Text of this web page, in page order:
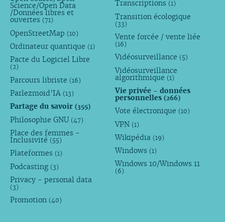
Science/Open Data
/Données libres et
ouvertes (71)
OpenStreetMap (10)
Ordinateur quantique (1)
Pacte du Logiciel Libre
(2)
Parcours libriste (16)
Parlezmoid’IA (13)
Partage du savoir (355)
Philosophie GNU (47)
Place des femmes -
Inclusivité (55)
Plateformes (1)
Podcasting (3)
Privacy - personal data
(3)
Promotion (40)
Transcriptions (1)
Transition écologique
(33)
Vente forcée / vente liée
(16)
Vidéosurveillance (5)
Vidéosurveillance
algorithmique (1)
Vie privée - données
personnelles(266)
Vote électronique (10)
VPN (1)
Wikipédia (19)
Windows (1)
Windows 10/Windows 11
(6)